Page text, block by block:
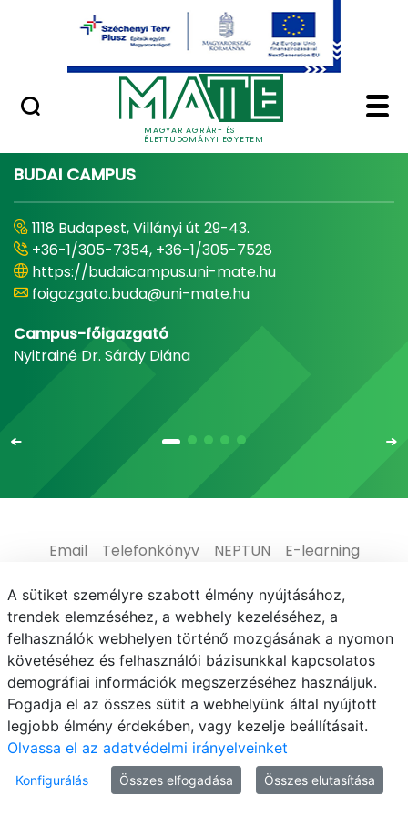
Ugrás a fő tartalomhoz
MAGYAR AGRÁR- ÉS
ÉLETTUDOMÁNYI EGYETEM
Minőségügy
Home - Magyar
BUDAI CAMPUS
1118 Budapest, Villányi út 29-43.
+36-1/305-7354, +36-1/305-7528
https://budaicampus.uni-mate.hu
foigazgato.buda@uni-mate.hu
Campus-főigazgató
Nyitrainé Dr. Sárdy Diána
Email Telefonkönyv NEPTUN
E-learning
Médiaközpont
Informatikai Igazgatóság
Adatvédelem
© MATE 2021
A sütiket személyre szabott élmény nyújtásához,
trendek elemzéséhez, a webhely kezeléséhez, a
felhasználók webhelyen történő mozgásának a nyomon
követéséhez és felhasználói bázisunkkal kapcsolatos
demográfiai információk megszerzéséhez használjuk.
Fogadja el az összes sütit a webhelyünk által nyújtott
legjobb élmény érdekében, vagy kezelje beállításait.
Olvassa el az adatvédelmi irányelveinket
Konfigurálás Összes elfogadása Összes elutasítása